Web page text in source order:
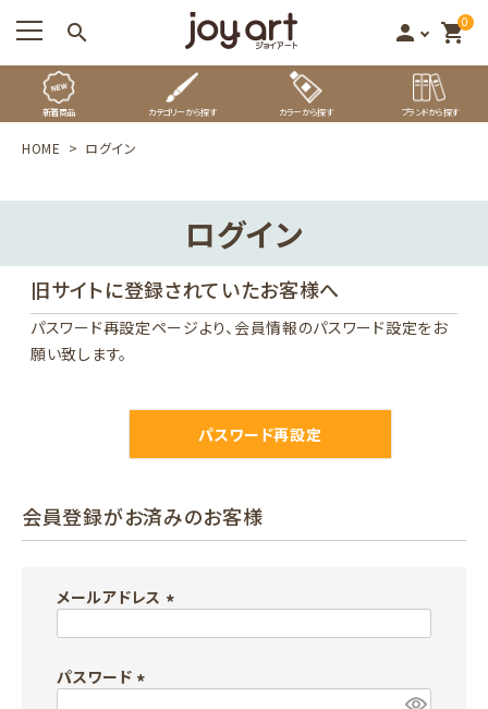
search person 0
shopping_cart
新着商品 カテゴリーから探す カラーから探す ブランドから探す
HOME ログイン
ログイン
旧サイトに登録されていたお客様へ
パスワード再設定ページより、会員情報のパスワード設定をお
願い致します。
パスワード再設定
会員登録がお済みのお客様
メールアドレス
パスワード